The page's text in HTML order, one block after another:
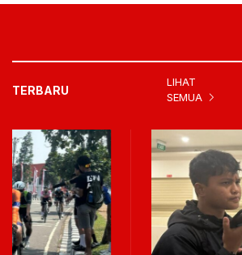
TERBARU
LIHAT
SEMUA